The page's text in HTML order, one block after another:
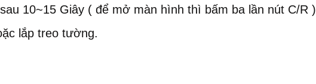
10~15 Giây ( để mở màn hình thì bấm ba lần nút C/R )
lắp treo tường.